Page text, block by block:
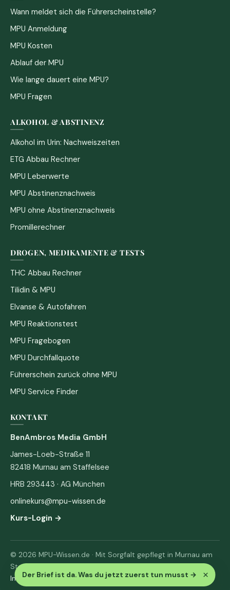
Der Brief ist da. Was du jetzt zuerst tun musst → ×
Wann meldet sich die Führerscheinstelle?
MPU Anmeldung
MPU Kosten
Ablauf der MPU
Wie lange dauert eine MPU?
MPU Fragen
ALKOHOL & ABSTINENZ
Alkohol im Urin: Nachweiszeiten
ETG Abbau Rechner
MPU Leberwerte
MPU Abstinenznachweis
MPU ohne Abstinenznachweis
Promillerechner
DROGEN, MEDIKAMENTE & TESTS
THC Abbau Rechner
Tilidin & MPU
Elvanse & Autofahren
MPU Reaktionstest
MPU Fragebogen
MPU Durchfallquote
Führerschein zurück ohne MPU
MPU Service Finder
KONTAKT
BenAmbros Media GmbH
James-Loeb-Straße 11
82418 Murnau am Staffelsee
HRB 293443 · AG München
onlinekurs@mpu-wissen.de
Kurs-Login →
© 2026 MPU-Wissen.de · Mit Sorgfalt gepflegt in Murnau am
Staffelsee
Impressum· Datenschutz & AGB